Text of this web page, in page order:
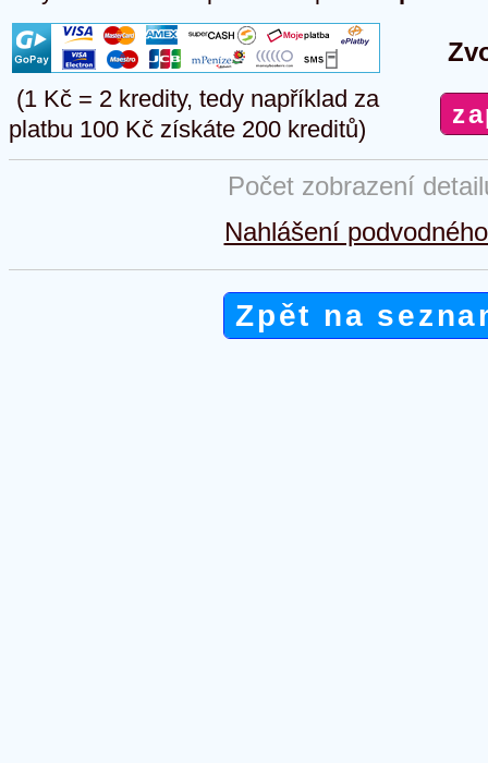
(1 Kč = 2 kredity, tedy například za
platbu 100 Kč získáte 200 kreditů)
Počet zobrazení
Nahlášení
Zpět na